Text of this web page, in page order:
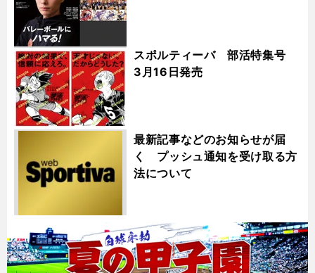
スポルティーバ 部活特集号
3月16日発売
最新記事などのお知らせが届
く プッシュ通知を受け取る方
法について